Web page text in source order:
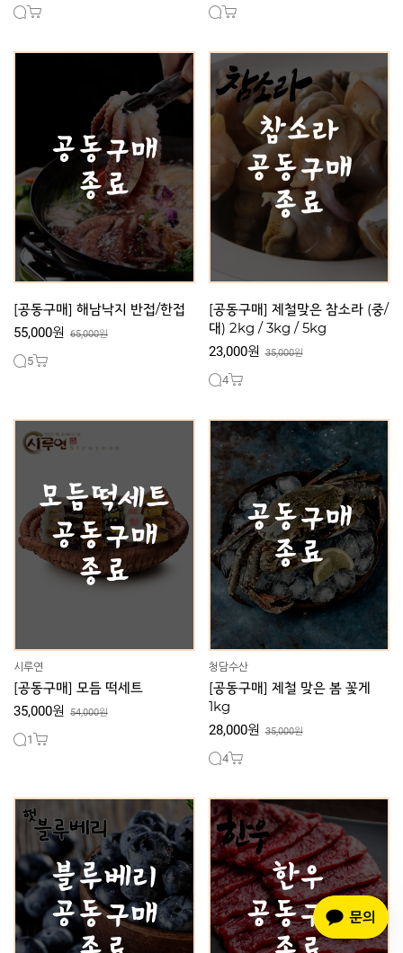
[공동구매] 해남낙지 반접/한접
55,000원 65,000원
5
[공동구매] 제철맞은 참소라 (중/
대) 2kg / 3kg / 5kg
23,000원 35,000원
4
시루연
[공동구매] 모듬 떡세트
35,000원 54,000원
1
청담수산
[공동구매] 제철 맞은 봄 꽃게
1kg
28,000원 35,000원
4